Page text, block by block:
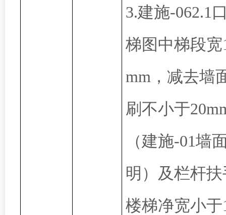
3.建施-062.1
梯图中梯段宽
mm，减去墙
刷不小于
（建施-01墙
明）及栏杆
楼梯净宽小于